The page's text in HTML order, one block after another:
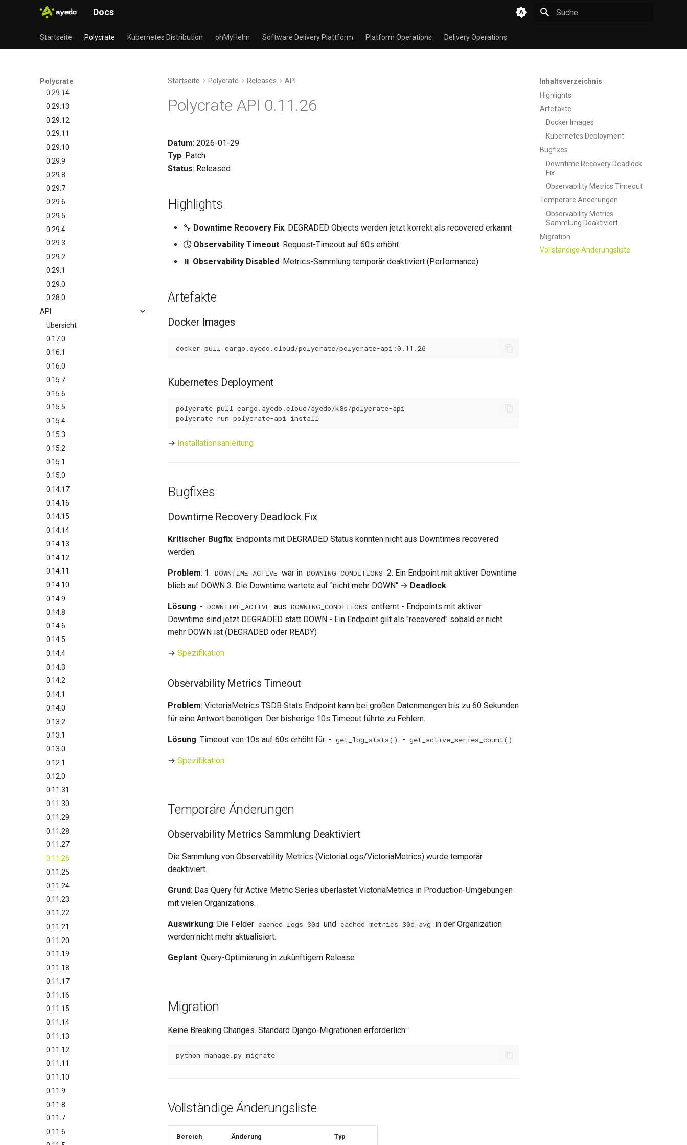
Docs
Startseite Polycrate Kubernetes Distribution ohMyHelm Software Delivery Plattform Platform Operations Delivery Operations
Polycrate
0.30.2
0.30.0
0.29.17
0.29.15
0.29.14
0.29.13
0.29.12
0.29.11
0.29.10
0.29.9
0.29.8
0.29.7
0.29.6
0.29.5
0.29.4
0.29.3
0.29.2
0.29.1
0.29.0
0.28.0
API
Übersicht
0.17.0
0.16.1
0.16.0
0.15.7
0.15.6
0.15.5
0.15.4
0.15.3
0.15.2
0.15.1
0.15.0
0.14.17
0.14.16
0.14.15
0.14.14
0.14.13
0.14.12
0.14.11
0.14.10
0.14.9
0.14.8
0.14.6
0.14.5
0.14.4
0.14.3
0.14.2
0.14.1
0.14.0
0.13.2
0.13.1
0.13.0
0.12.1
0.12.0
0.11.31
0.11.30
0.11.29
0.11.28
0.11.27
0.11.26
0.11.25
0.11.24
0.11.23
0.11.22
0.11.21
0.11.20
0.11.19
0.11.18
0.11.17
0.11.16
0.11.15
0.11.14
0.11.13
0.11.12
0.11.11
0.11.10
0.11.9
0.11.8
0.11.7
0.11.6
Inhaltsverzeichnis
Highlights
Artefakte
Docker Images
Kubernetes Deployment
Bugfixes
Downtime Recovery Deadlock
Fix
Observability Metrics Timeout
Temporäre Änderungen
Observability Metrics
Sammlung Deaktiviert
Migration
Vollständige Änderungsliste
Startseite Polycrate Releases API
Polycrate API 0.11.26
Datum: 2026-01-29
Typ: Patch
Status: Released
Highlights
🔧 Downtime Recovery Fix: DEGRADED Objects werden jetzt korrekt als recovered erkannt
⏱️ Observability Timeout: Request-Timeout auf 60s erhöht
⏸️ Observability Disabled: Metrics-Sammlung temporär deaktiviert (Performance)
Artefakte
Docker Images
docker pull
Kubernetes Deployment
polycrate pull
polycrate run polycrate-api
→ Installationsanleitung
Bugfixes
Downtime Recovery Deadlock Fix
Kritischer Bugfix: Endpoints mit DEGRADED Status konnten nicht aus Downtimes recovered
werden.
Problem: 1. DOWNTIME_ACTIVE war in DOWNING_CONDITIONS 2. Ein Endpoint mit aktiver Downtime
blieb auf DOWN 3. Die Downtime wartete auf "nicht mehr DOWN" → Deadlock
Lösung: - DOWNTIME_ACTIVE aus DOWNING_CONDITIONS entfernt - Endpoints mit aktiver
Downtime sind jetzt DEGRADED statt DOWN - Ein Endpoint gilt als "recovered" sobald er nicht
mehr DOWN ist (DEGRADED oder READY)
→ Spezifikation
Observability Metrics Timeout
Problem: VictoriaMetrics TSDB Stats Endpoint kann bei großen Datenmengen bis zu 60 Sekunden
für eine Antwort benötigen. Der bisherige 10s Timeout führte zu Fehlern.
Lösung: Timeout von 10s auf 60s erhöht für: - get_log_stats() - get_active_series_count()
→ Spezifikation
Temporäre Änderungen
Observability Metrics Sammlung Deaktiviert
Die Sammlung von Observability Metrics (VictoriaLogs/VictoriaMetrics) wurde temporär
deaktiviert.
Grund: Das Query für Active Metric Series überlastet VictoriaMetrics in Production-Umgebungen
mit vielen Organizations.
Auswirkung: Die Felder cached_logs_30d und cached_metrics_30d_avg in der Organization
werden nicht mehr aktualisiert.
Geplant: Query-Optimierung in zukünftigem Release.
Migration
Keine Breaking Changes. Standard Django-Migrationen erforderlich:
python manage.py
Vollständige Änderungsliste
Bereich Änderung Typ